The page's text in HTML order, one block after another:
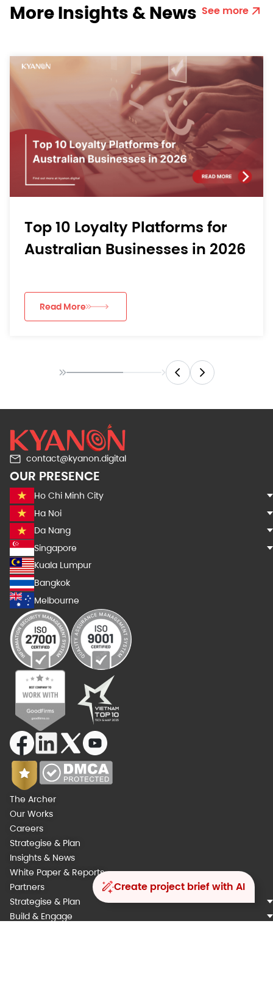
More Insights & News See more
Top 10 Loyalty Platforms for
Australian Businesses in 2026
Read More
contact@kyanon.digital
OUR PRESENCE
Ho Chi Minh City
Ha Noi
Da Nang
Singapore
Kuala Lumpur
Bangkok
Melbourne
The Archer
Our Works
Careers
Strategise & Plan
Insights & News
White Paper & Reports
Partners
Strategise & Plan
Build & Engage
Create project brief with AI